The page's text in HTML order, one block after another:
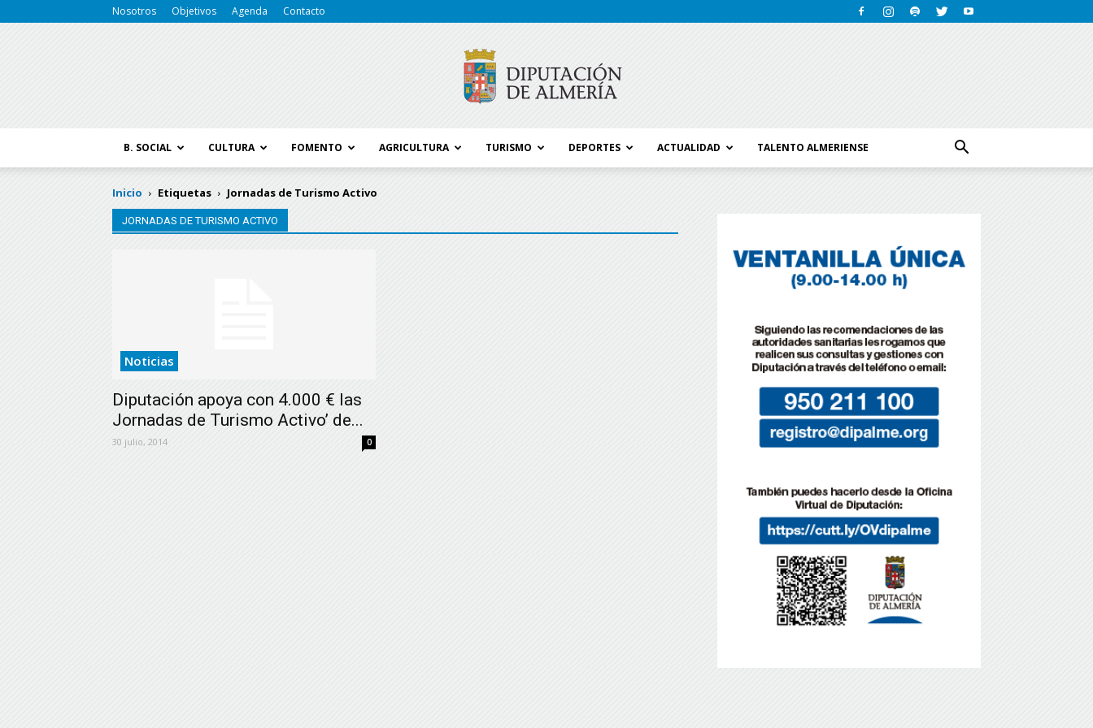
Nosotros Objetivos Agenda Contacto
B. SOCIAL CULTURA FOMENTO AGRICULTURA TURISMO DEPORTES ACTUALIDAD TALENTO ALMERIENSE
Inicio Etiquetas Jornadas de Turismo Activo
JORNADAS DE TURISMO ACTIVO
Noticias
Diputación apoya con 4.000 € las
Jornadas de Turismo Activo’ de...
30 julio, 2014 0